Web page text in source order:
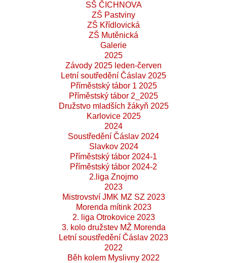
SŠ ČICHNOVA
ZŠ Pastviny
ZŠ Křídlovická
ZŠ Mutěnická
Galerie
2025
Závody 2025 leden-červen
Letní soutředění Čáslav 2025
Příměstský tábor 1 2025
Příměstský tábor 2_2025
Družstvo mladších žákyň 2025
Karlovice 2025
2024
Soustředění Čáslav 2024
Slavkov 2024
Příměstský tábor 2024-1
Příměstský tábor 2024-2
2.liga Znojmo
2023
Mistrovství JMK MZ SZ 2023
Morenda mítink 2023
2. liga Otrokovice 2023
3. kolo družstev MŽ Morenda
Letní soustředění Čáslav 2023
2022
Běh kolem Myslivny 2022